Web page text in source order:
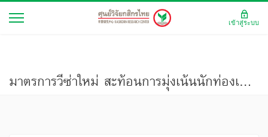
มาตรการวีซ่าใหม่ สะท้อนการมุ่งเน้นนักท่องเที่ยวคุณภาพ
เข้าสู่ระบบ